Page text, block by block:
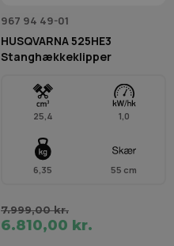
967 94 49-01
HUSQVARNA 525HE3
Stanghækkeklipper
25,4 1,0
6,35 55 cm
7.999,00 kr.
6.810,00 kr.